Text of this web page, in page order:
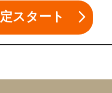
スタート